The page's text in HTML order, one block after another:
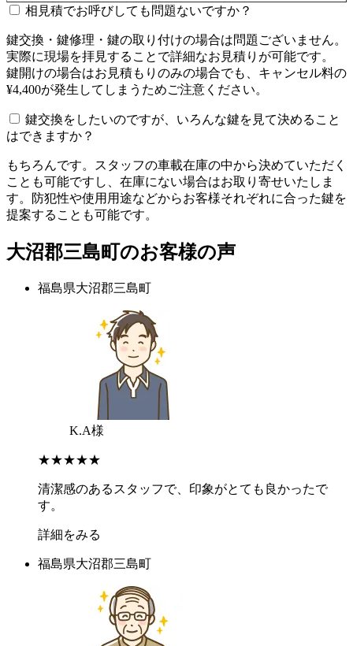
相見積でお呼びしても問題ないですか？
鍵交換・鍵修理・鍵の取り付けの場合は問題ございません。
実際に現場を拝見することで詳細なお見積りが可能です。
鍵開けの場合はお見積もりのみの場合でも、キャンセル料の
¥4,400が発生してしまうためご注意ください。
鍵交換をしたいのですが、いろんな鍵を見て決めること
はできますか？
もちろんです。スタッフの車載在庫の中から決めていただく
ことも可能ですし、在庫にない場合はお取り寄せいたしま
す。防犯性や使用用途などからお客様それぞれに合った鍵を
提案することも可能です。
大沼郡三島町のお客様の声
福島県大沼郡三島町
K.A様
★★★★★
清潔感のあるスタッフで、印象がとても良かったで
す。
詳細をみる
福島県大沼郡三島町